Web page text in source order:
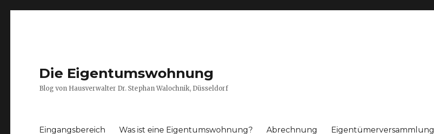
Die Eigentumswohnung
Blog von Hausverwalter Dr. Stephan Walochnik, Düsseldorf
Eingangsbereich Was ist eine Eigentumswohnung? Abrechnung Eigentümerversammlung